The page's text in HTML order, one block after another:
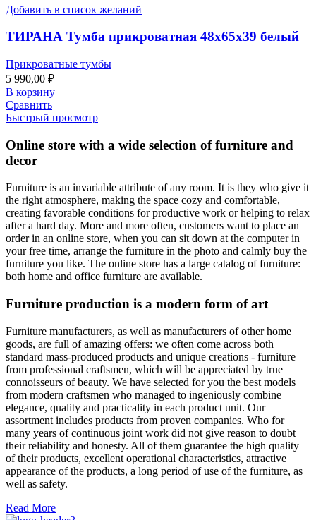
Добавить в список желаний
ТИРАНА Тумба прикроватная 48х65х39 белый
Прикроватные тумбы
5 990,00 ₽
В корзину
Сравнить
Быстрый просмотр
Online store with a wide selection of furniture and
decor
Furniture is an invariable attribute of any room. It is they who give it
the right atmosphere, making the space cozy and comfortable,
creating favorable conditions for productive work or helping to relax
after a hard day. More and more often, customers want to place an
order in an online store, when you can sit down at the computer in
your free time, arrange the furniture in the photo and calmly buy the
furniture you like. The online store has a large catalog of furniture:
both home and office furniture are available.
Furniture production is a modern form of art
Furniture manufacturers, as well as manufacturers of other home
goods, are full of amazing offers: we often come across both
standard mass-produced products and unique creations - furniture
from professional craftsmen, which will be appreciated by true
connoisseurs of beauty. We have selected for you the best models
from modern craftsmen who managed to ingeniously combine
elegance, quality and practicality in each product unit. Our
assortment includes products from proven companies. Who for
many years of continuous joint work did not give reason to doubt
their reliability and honesty. All of them guarantee the high quality
of their products, excellent operational characteristics, attractive
appearance of the products, a long period of use of the furniture, as
well as safety.
Read More